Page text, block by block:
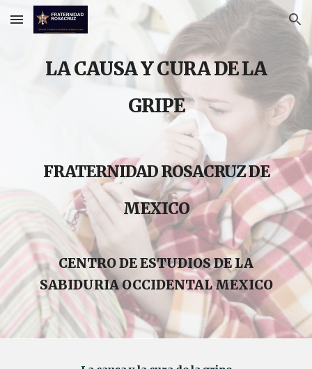
Skip to main content Skip to navigation
LA CAUSA Y CURA DE LA
GRIPE
FRATERNIDAD ROSACRUZ DE
MEXICO
CENTRO DE ESTUDIOS DE LA
SABIDURIA OCCIDENTAL MEXICO